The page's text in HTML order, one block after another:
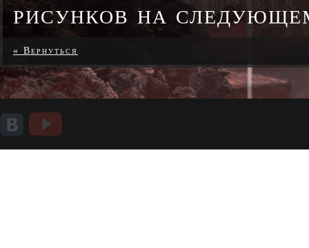
рисунков на
« Вернуться